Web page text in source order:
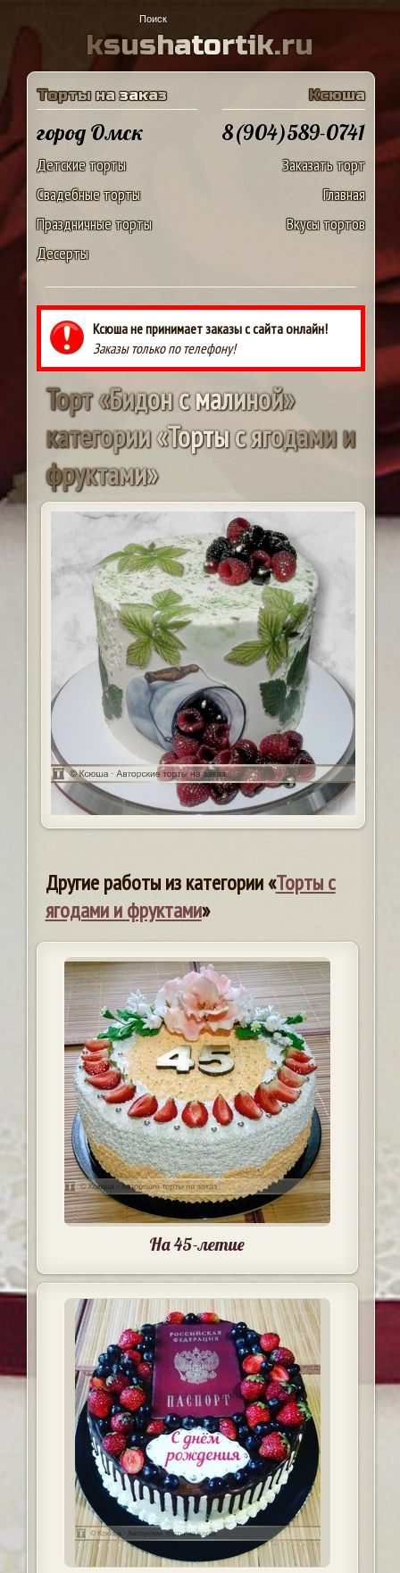
ksushatortik.ru
Торты на заказ
город Омск
Детские торты
Свадебные торты
Праздничные торты
Десерты
Ксюша
8(904)589-0741
Заказать торт
Главная
Вкусы тортов
Ксюша не принимает заказы с сайта онлайн!
Заказы только по телефону!
Торт«Бидонсмалиной»
категории«Тортысягодамии
фруктами»
Другие работы из категории «Торты с
ягодами и фруктами»
На 45-летие